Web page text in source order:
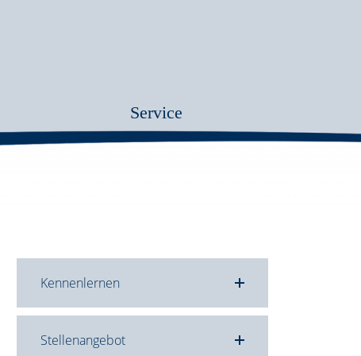
Service
Kennenlernen
Stellenangebot